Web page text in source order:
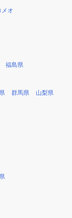
オ
福島県
群馬県 山梨県